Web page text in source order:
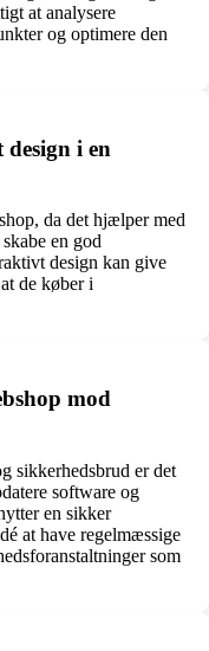
at analysere
og optimere den
i en
da det hjælper med
en god
design kan give
de køber i
mod
sikkerhedsbrud er det
software og
en sikker
at have regelmæssige
som